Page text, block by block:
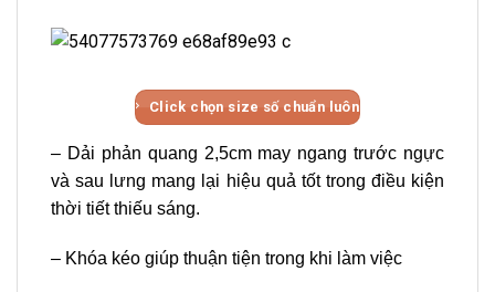
Click chọn size số chuẩn luôn
– Dải phản quang 2,5cm may ngang trước ngực
và sau lưng mang lại hiệu quả tốt trong điều kiện
thời tiết thiếu sáng.
– Khóa kéo giúp thuận tiện trong khi làm việc